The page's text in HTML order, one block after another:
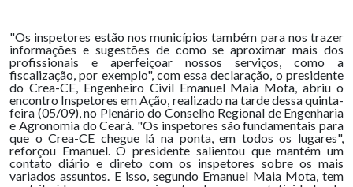
"Os inspetores estão nos municípios também para nos trazer
informações e sugestões de como se aproximar mais dos
profissionais e aperfeiçoar nossos serviços, como a
fiscalização, por exemplo", com essa declaração, o presidente
do Crea-CE, Engenheiro Civil Emanuel Maia Mota, abriu o
encontro Inspetores em Ação, realizado na tarde dessa quinta-
feira (05/09), no Plenário do Conselho Regional de Engenharia
e Agronomia do Ceará. "Os inspetores são fundamentais para
que o Crea-CE chegue lá na ponta, em todos os lugares",
reforçou Emanuel. O presidente salientou que mantém um
contato diário e direto com os inspetores sobre os mais
variados assuntos. E isso, segundo Emanuel Maia Mota, tem